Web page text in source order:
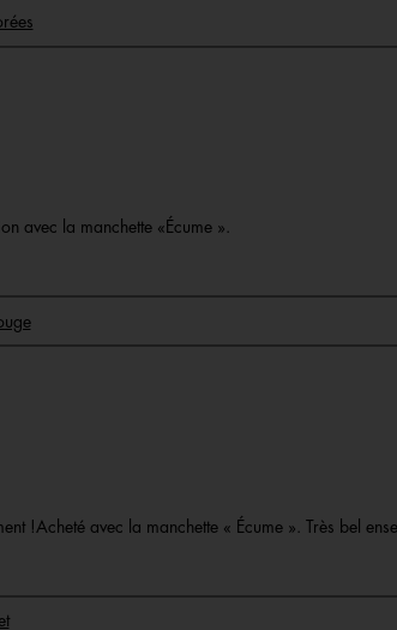
avec la manchette «Écume ».
!Acheté avec la manchette « Écume ». Très bel